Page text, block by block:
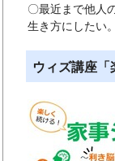
〇最近まで他人
生き方にしたい。
ウィズ講座